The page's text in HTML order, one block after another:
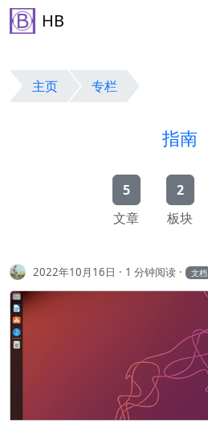
HB
主页 专栏
指南
5
文章
2
板块
2022年10月16日 1 分钟阅读 文档